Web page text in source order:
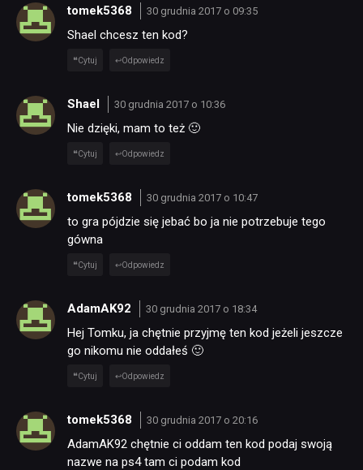
tomek5368 30 grudnia 2017 o 09:35
Shael chcesz ten kod?
Cytuj Odpowiedz
Shael 30 grudnia 2017 o 10:36
Nie dzięki, mam to też 🙂
Cytuj Odpowiedz
tomek5368 30 grudnia 2017 o 10:47
to gra pójdzie się jebać bo ja nie potrzebuje tego
gówna
Cytuj Odpowiedz
AdamAK92 30 grudnia 2017 o 18:34
Hej Tomku, ja chętnie przyjmę ten kod jeżeli jeszcze
go nikomu nie oddałeś 🙂
Cytuj Odpowiedz
tomek5368 30 grudnia 2017 o 20:16
AdamAK92 chętnie ci oddam ten kod podaj swoją
nazwe na ps4 tam ci podam kod